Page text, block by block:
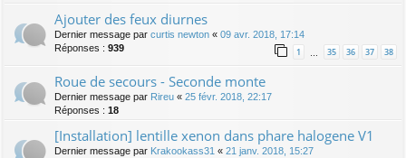
Ajouter des feux diurnes
Dernier message par curtis newton « 09 avr. 2018, 17:14
Réponses : 939 1 … 35 36 37 38
Roue de secours - Seconde monte
Dernier message par Rireu « 25 févr. 2018, 22:17
Réponses : 18
[Installation] lentille xenon dans phare halogene V1
Dernier message par Krakookass31 « 21 janv. 2018, 15:27